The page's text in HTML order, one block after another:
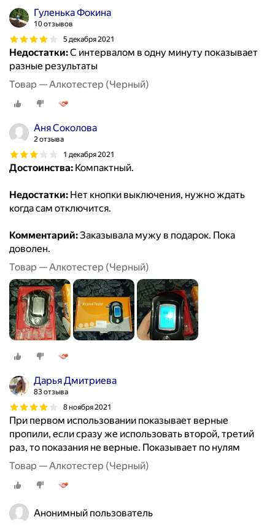
Гуленька Фокина
10 отзывов
5 декабря 2021
Недостатки:С интервалом в одну минуту показывает
разные результаты
Товар — Алкотестер (Черный)
Аня Соколова
2 отзыва
1 декабря 2021
Достоинства: Компактный.
Недостатки: Нет кнопки выключения, нужно ждать
когда сам отключится.
Комментарий:Заказывала мужу в подарок. Пока
доволен.
Товар — Алкотестер (Черный)
Дарья Дмитриева
83 отзыва
8 ноября 2021
При первом использовании показывает верные
пропили, если сразу же использовать второй, третий
раз, то показания не верные. Показывает по нулям
Товар — Алкотестер (Черный)
Анонимный пользователь